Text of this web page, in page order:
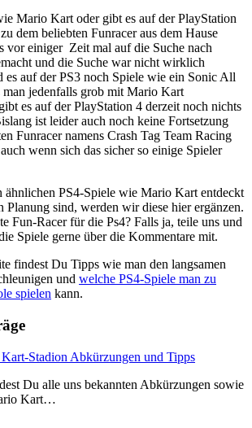
Mario Kart oder gibt es auf der PlayStation
dem beliebten Funracer aus dem Hause
vor einiger Zeit mal auf die Suche nach
und die Suche war nicht wirklich
es auf der PS3 noch Spiele wie ein Sonic All
man jedenfalls grob mit Mario Kart
es auf der PlayStation 4 derzeit noch nichts
ist leider auch noch keine Fortsetzung
Funracer namens Crash Tag Team Racing
wenn sich das sicher so einige Spieler
ähnlichen PS4-Spiele wie Mario Kart entdeckt
Planung sind, werden wir diese hier ergänzen.
Fun-Racer für die Ps4? Falls ja, teile uns und
Spiele gerne über die Kommentare mit.
findest Du Tipps wie man den langsamen
und welche PS4-Spiele man zu
spielen kann.
Stadion Abkürzungen und Tipps
Du alle uns bekannten Abkürzungen sowie
Kart…